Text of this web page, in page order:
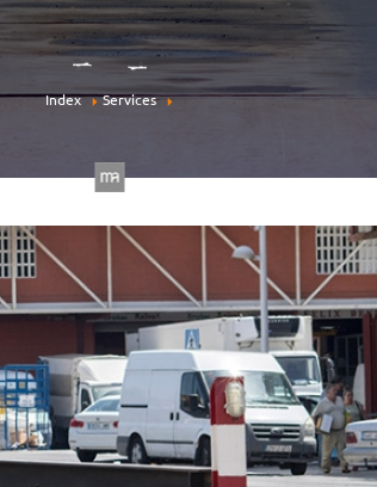
Index Services